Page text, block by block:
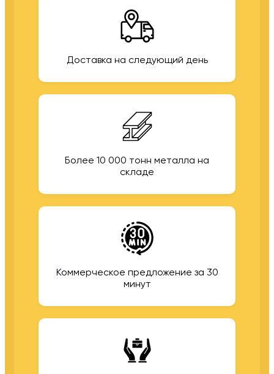
Доставка на следующий день
Более 10 000 тонн металла на
складе
Коммерческое предложение за 30
минут